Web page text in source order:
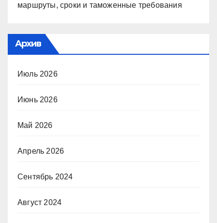
маршруты, сроки и таможенные требования
Архив
Июль 2026
Июнь 2026
Май 2026
Апрель 2026
Сентябрь 2024
Август 2024